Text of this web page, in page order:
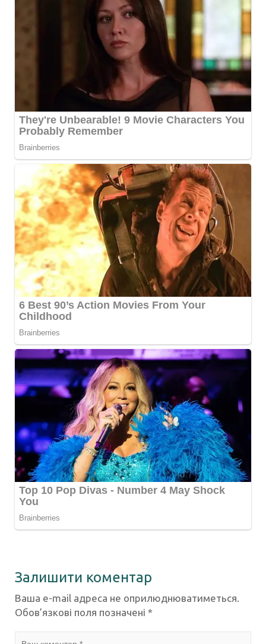
Залишити коментар
Ваша e-mail адреса не оприлюднюватиметься.
Обов’язкові поля позначені *